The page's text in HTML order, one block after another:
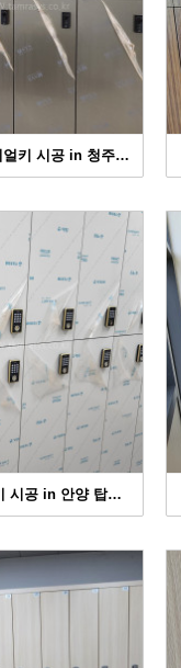
얼키 시공 in 청주…
시공 in 안양 탑…